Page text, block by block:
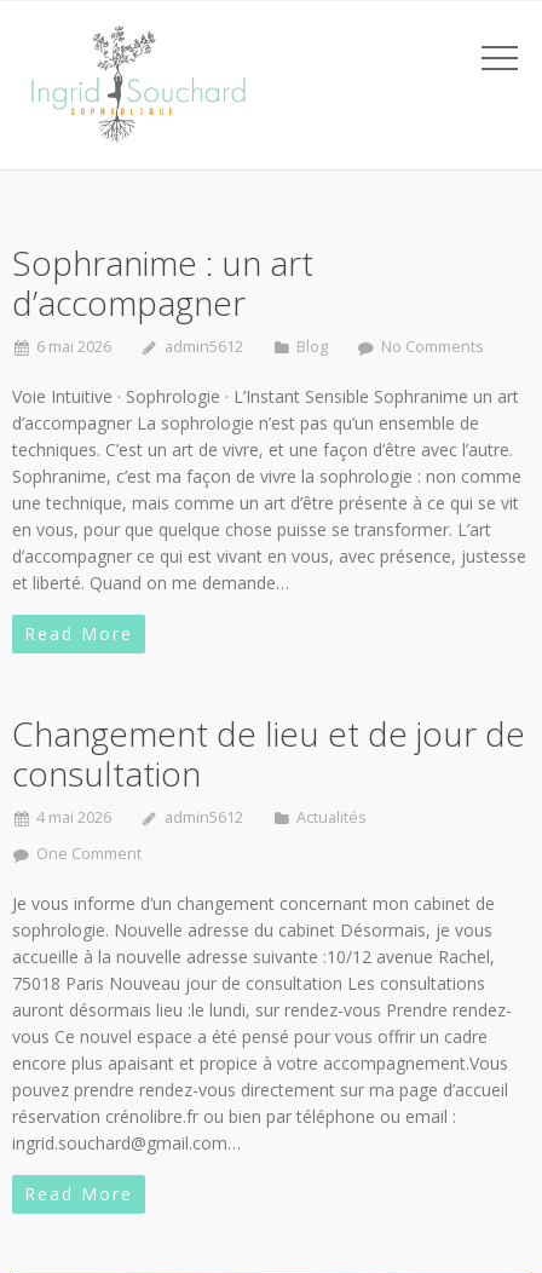
Sophranime : un art
d’accompagner
6 mai 2026 admin5612 Blog No Comments
Voie Intuitive · Sophrologie · L’Instant Sensible Sophranime un art
d’accompagner La sophrologie n’est pas qu’un ensemble de
techniques. C’est un art de vivre, et une façon d’être avec l’autre.
Sophranime, c’est ma façon de vivre la sophrologie : non comme
une technique, mais comme un art d’être présente à ce qui se vit
en vous, pour que quelque chose puisse se transformer. L’art
d’accompagner ce qui est vivant en vous, avec présence, justesse
et liberté. Quand on me demande…
Read More
Changement de lieu et de jour de
consultation
4 mai 2026 admin5612
Actualités
One Comment
Je vous informe d’un changement concernant mon cabinet de
sophrologie. Nouvelle adresse du cabinet Désormais, je vous
accueille à la nouvelle adresse suivante :10/12 avenue Rachel,
75018 Paris Nouveau jour de consultation Les consultations
auront désormais lieu :le lundi, sur rendez-vous Prendre rendez-
vous Ce nouvel espace a été pensé pour vous offrir un cadre
encore plus apaisant et propice à votre accompagnement.Vous
pouvez prendre rendez-vous directement sur ma page d’accueil
réservation crénolibre.fr ou bien par téléphone ou email :
ingrid.souchard@gmail.com…
Read More